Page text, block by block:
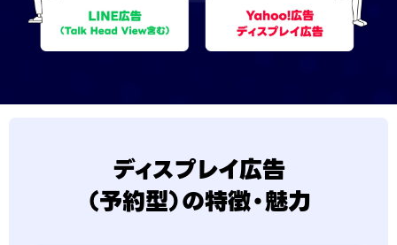
ディスプレイ広告
（予約型）の特徴・魅力